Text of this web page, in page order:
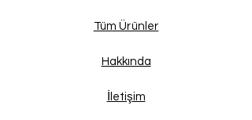
Tüm Ürünler
Hakkında
İletişim